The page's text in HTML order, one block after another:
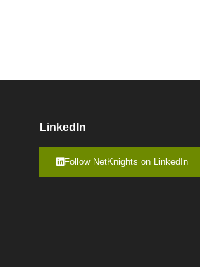
LinkedIn
Follow NetKnights on LinkedIn